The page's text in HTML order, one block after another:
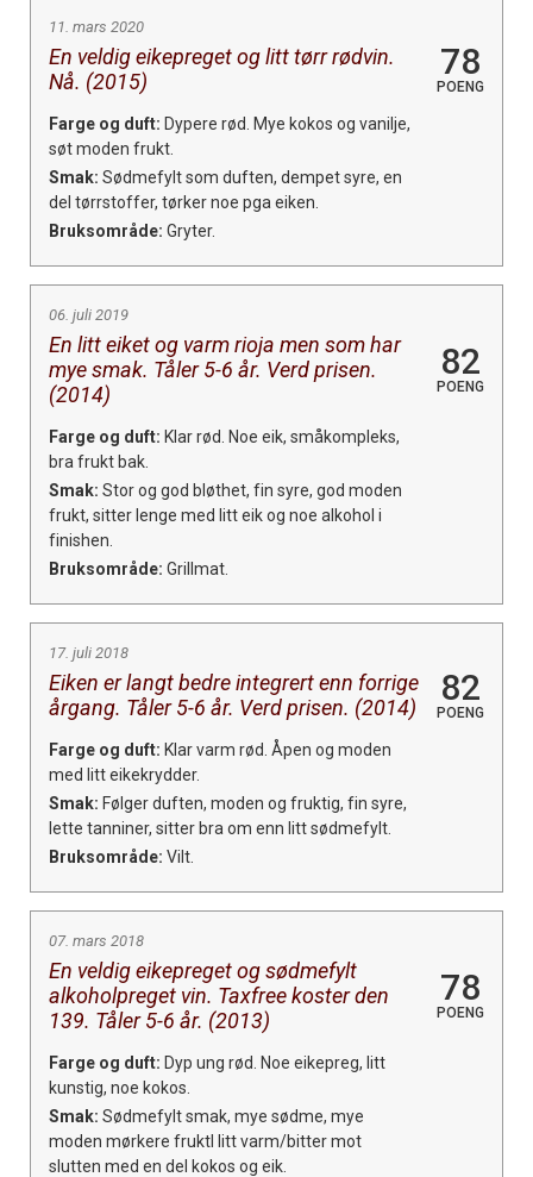
11. mars 2020
En veldig eikepreget og litt tørr rødvin.
Nå. (2015)
78
POENG
Farge og duft: Dypere rød. Mye kokos og vanilje,
søt moden frukt.
Smak: Sødmefylt som duften, dempet syre, en
del tørrstoffer, tørker noe pga eiken.
Bruksområde: Gryter.
06. juli 2019
En litt eiket og varm rioja men som har
mye smak. Tåler 5-6 år. Verd prisen.
(2014)
82
POENG
Farge og duft: Klar rød. Noe eik, småkompleks,
bra frukt bak.
Smak: Stor og god bløthet, fin syre, god moden
frukt, sitter lenge med litt eik og noe alkohol i
finishen.
Bruksområde: Grillmat.
17. juli 2018
Eiken er langt bedre integrert enn forrige
årgang. Tåler 5-6 år. Verd prisen. (2014)
82
POENG
Farge og duft: Klar varm rød. Åpen og moden
med litt eikekrydder.
Smak: Følger duften, moden og fruktig, fin syre,
lette tanniner, sitter bra om enn litt sødmefylt.
Bruksområde: Vilt.
07. mars 2018
En veldig eikepreget og sødmefylt
alkoholpreget vin. Taxfree koster den
139. Tåler 5-6 år. (2013)
78
POENG
Farge og duft: Dyp ung rød. Noe eikepreg, litt
kunstig, noe kokos.
Smak: Sødmefylt smak, mye sødme, mye
moden mørkere fruktl litt varm/bitter mot
slutten med en del kokos og eik.